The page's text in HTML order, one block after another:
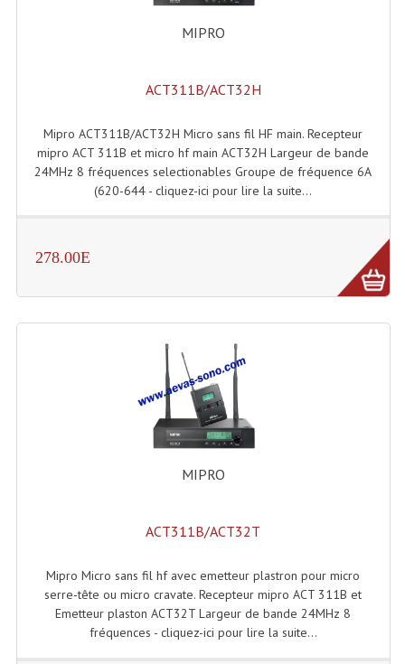
MIPRO
ACT311B/ACT32H
Mipro ACT311B/ACT32H Micro sans fil HF main. Recepteur
mipro ACT 311B et micro hf main ACT32H Largeur de bande
24MHz 8 fréquences selectionables Groupe de fréquence 6A
(620-644 - cliquez-ici pour lire la suite...
278.00E
MIPRO
ACT311B/ACT32T
Mipro Micro sans fil hf avec emetteur plastron pour micro
serre-tête ou micro cravate. Recepteur mipro ACT 311B et
Emetteur plaston ACT32T Largeur de bande 24MHz 8
fréquences - cliquez-ici pour lire la suite...